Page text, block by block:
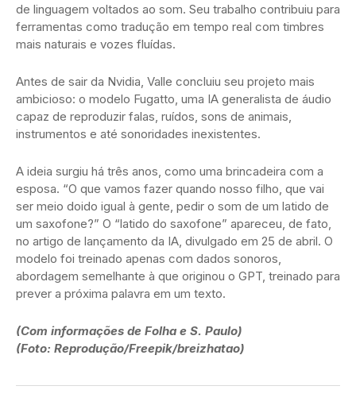
de linguagem voltados ao som. Seu trabalho contribuiu para
ferramentas como tradução em tempo real com timbres
mais naturais e vozes fluídas.
Antes de sair da Nvidia, Valle concluiu seu projeto mais
ambicioso: o modelo Fugatto, uma IA generalista de áudio
capaz de reproduzir falas, ruídos, sons de animais,
instrumentos e até sonoridades inexistentes.
A ideia surgiu há três anos, como uma brincadeira com a
esposa. “O que vamos fazer quando nosso filho, que vai
ser meio doido igual à gente, pedir o som de um latido de
um saxofone?” O “latido do saxofone” apareceu, de fato,
no artigo de lançamento da IA, divulgado em 25 de abril. O
modelo foi treinado apenas com dados sonoros,
abordagem semelhante à que originou o GPT, treinado para
prever a próxima palavra em um texto.
(Com informações de Folha e S. Paulo)
(Foto: Reprodução/Freepik/breizhatao)